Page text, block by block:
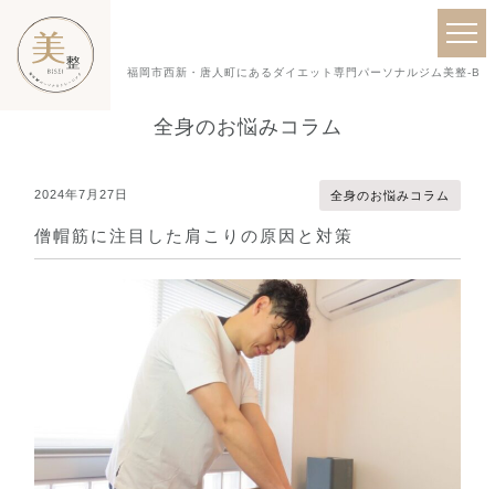
福岡市西新・唐人町にあるダイエット専門パーソナルジム美整-
全身のお悩みコラム
2024年7月27日 全身のお悩みコラム
僧帽筋に注目した肩こりの原因と対策